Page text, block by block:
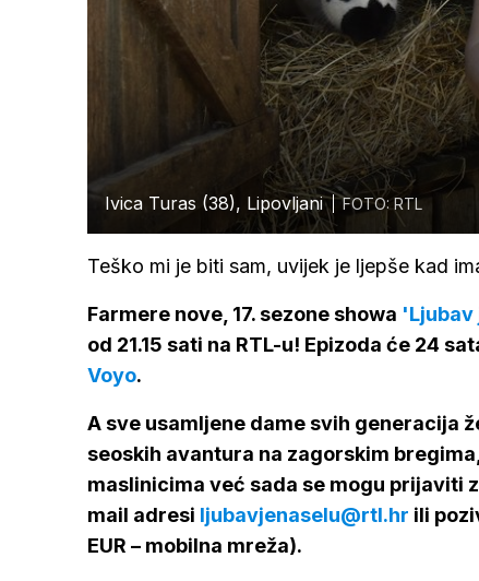
Ivica Turas (38), Lipovljani FOTO: RTL
Teško mi je biti sam, uvijek je ljepše kad
Farmere nove, 17. sezone showa 'Ljubav
od 21.15 sati na RTL-u! Epizoda će 24
Voyo.
A sve usamljene dame svih generacija
seoskih avantura na zagorskim
maslinicima već sada se mogu prijaviti
mail adresi ljubavjenaselu@rtl.hr ili
EUR – mobilna mreža).